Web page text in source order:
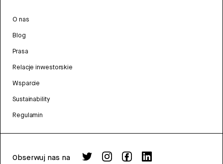
O nas
Blog
Prasa
Relacje inwestorskie
Wsparcie
Sustainability
Regulamin
Obserwuj nas na